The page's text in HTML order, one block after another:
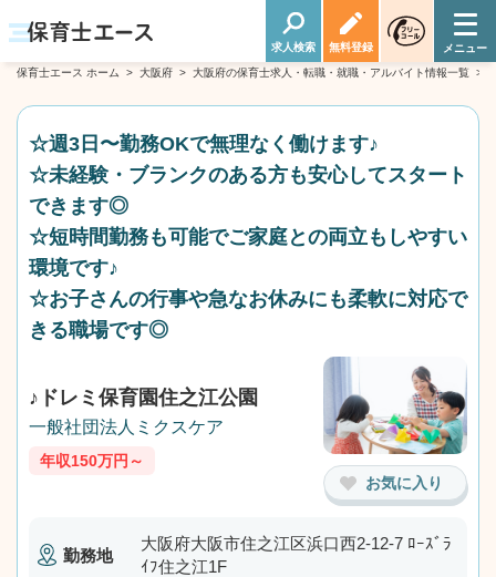
求人検索 無料登録
保育士エース ホーム > 大阪府 > 大阪府の保育士求人・転職・就職・アルバイト情報一覧 >
☆週3日〜勤務OKで無理なく働けます♪
☆未経験・ブランクのある方も安心してスタート
できます◎
☆短時間勤務も可能でご家庭との両立もしやすい
環境です♪
☆お子さんの行事や急なお休みにも柔軟に対応で
きる職場です◎
お気に入り
♪ドレミ保育園住之江公園
一般社団法人ミクスケア
年収150万円～
勤務地
大阪府大阪市住之江区浜口西2-12-7 ﾛｰｽﾞﾗ
ｲﾌ住之江1F